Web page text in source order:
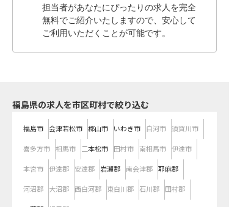
担当者があなたにぴったりの求人を完全
無料でご紹介いたしますので、安心して
ご利用いただくことが可能です。
福島県の求人を市区町村で絞り込む
福島市 会津若松市 郡山市 いわき市 白河市 須賀川市
喜多方市 相馬市 二本松市 田村市 南相馬市 伊達市
本宮市 伊達郡 安達郡 岩瀬郡 南会津郡 耶麻郡
河沼郡 大沼郡 西白河郡 東白川郡 石川郡 田村郡